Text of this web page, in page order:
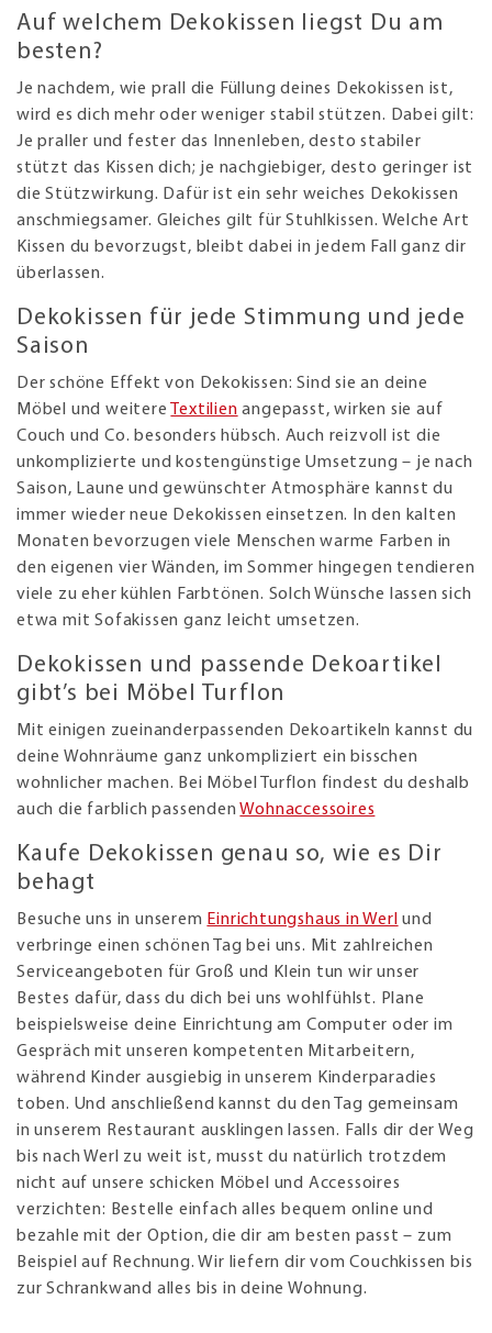
Auf welchem Dekokissen liegst Du am
besten?
Je nachdem, wie prall die Füllung deines Dekokissen ist,
wird es dich mehr oder weniger stabil stützen. Dabei gilt:
Je praller und fester das Innenleben, desto stabiler
stützt das Kissen dich; je nachgiebiger, desto geringer ist
die Stützwirkung. Dafür ist ein sehr weiches Dekokissen
anschmiegsamer. Gleiches gilt für Stuhlkissen. Welche Art
Kissen du bevorzugst, bleibt dabei in jedem Fall ganz dir
überlassen.
Dekokissen für jede Stimmung und jede
Saison
Der schöne Effekt von Dekokissen: Sind sie an deine
Möbel und weitere Textilien angepasst, wirken sie auf
Couch und Co. besonders hübsch. Auch reizvoll ist die
unkomplizierte und kostengünstige Umsetzung – je nach
Saison, Laune und gewünschter Atmosphäre kannst du
immer wieder neue Dekokissen einsetzen. In den kalten
Monaten bevorzugen viele Menschen warme Farben in
den eigenen vier Wänden, im Sommer hingegen tendieren
viele zu eher kühlen Farbtönen. Solch Wünsche lassen sich
etwa mit Sofakissen ganz leicht umsetzen.
Dekokissen und passende Dekoartikel
gibt’s bei Möbel Turflon
Mit einigen zueinanderpassenden Dekoartikeln kannst du
deine Wohnräume ganz unkompliziert ein bisschen
wohnlicher machen. Bei Möbel Turflon findest du deshalb
auch die farblich passendenWohnaccessoires
Kaufe Dekokissen genau so, wie es Dir
behagt
Besuche uns in unserem Einrichtungshaus in Werl und
verbringe einen schönen Tag bei uns. Mit zahlreichen
Serviceangeboten für Groß und Klein tun wir unser
Bestes dafür, dass du dich bei uns wohlfühlst. Plane
beispielsweise deine Einrichtung am Computer oder im
Gespräch mit unseren kompetenten Mitarbeitern,
während Kinder ausgiebig in unserem Kinderparadies
toben. Und anschließend kannst du den Tag gemeinsam
in unserem Restaurant ausklingen lassen. Falls dir der Weg
bis nach Werl zu weit ist, musst du natürlich trotzdem
nicht auf unsere schicken Möbel und Accessoires
verzichten: Bestelle einfach alles bequem online und
bezahle mit der Option, die dir am besten passt – zum
Beispiel auf Rechnung. Wir liefern dir vom Couchkissen bis
zur Schrankwand alles bis in deine Wohnung.